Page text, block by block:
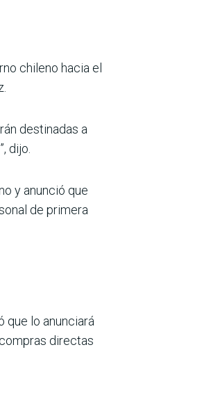
chileno hacia el
destinadas a
dijo.
y anunció que
de primera
que lo anunciará
directas